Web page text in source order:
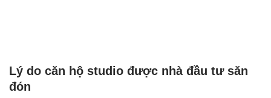
Lý do căn hộ studio được nhà đầu tư săn
đón